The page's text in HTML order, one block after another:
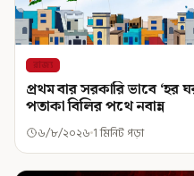
রাজ্য
প্রথম বার সরকারি ভাবে ‘হর
পতাকা বিলির পথে নবান্ন
৬/৮/২০২৬ 1 মিনিট পড়া